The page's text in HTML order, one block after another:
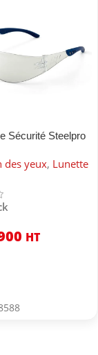
Sécurité Steelpro
des yeux, Lunette
HT